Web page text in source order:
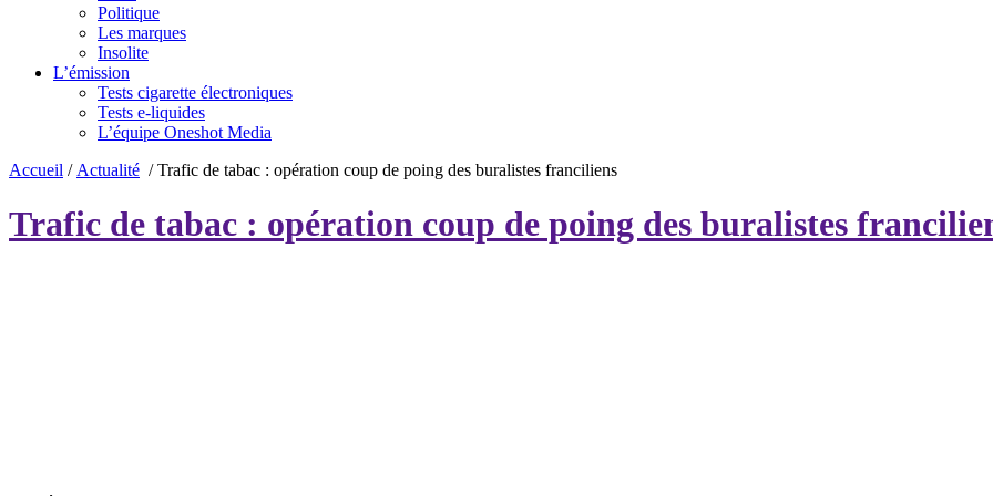
Politique
Les marques
Insolite
L’émission
Tests cigarette électroniques
Tests e-liquides
L’équipe Oneshot Media
Accueil / Actualité /Trafic de tabac : opération coup de poing des buralistes franciliens
Trafic de tabac : opération coup de poing des buralistes